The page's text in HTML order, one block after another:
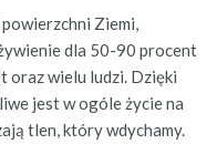
Ziemi,
dla 50-90 procent
oraz wielu ludzi. Dzięki
jest w ogóle życie na
tlen, który wdychamy.